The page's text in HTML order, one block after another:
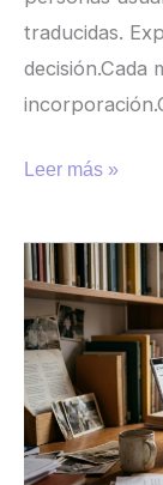
traducidas.
decisión.Cada
Leer más »
Traducir
desde
la
emoción:
claves
para
no